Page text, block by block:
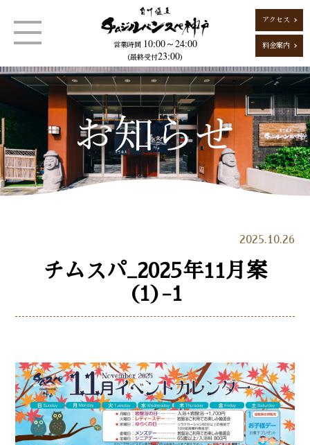
営業時間 10:00～24:00
（最終受付23:00）
アクセス
料金案内
2025.10.26
チムスパ_2025年11月案
(1)-1